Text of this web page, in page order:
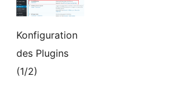
Konfiguration
des Plugins
(1/2)